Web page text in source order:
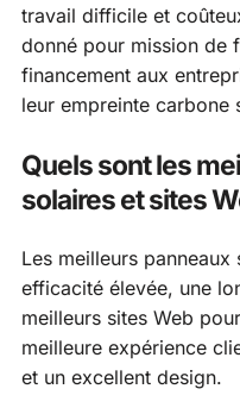
travail difficile et
donné pour mission de
financement aux
leur empreinte carbone
Quels sont les
solaires et sites
Les meilleurs
efficacité élevée, une
meilleurs sites Web
meilleure expérience
et un excellent design.